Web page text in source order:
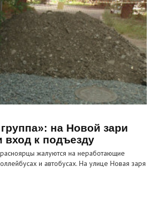
на Новой зари
вход к подъезду
жалуются на неработающие
и автобусах. На улице Новая заря